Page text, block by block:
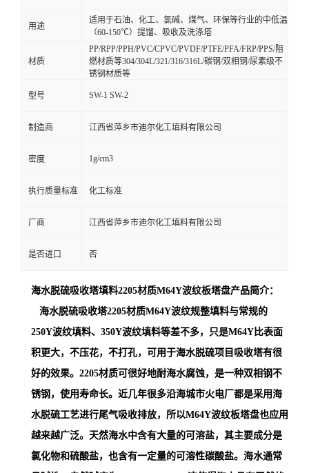
用途
适用于石油、化工、氯碱、煤气、环保等行业的中低温
（60-150℃）提馏、吸收及洗涤塔
材质
PP/RPP/PPH/PVC/CPVC/PVDF/PTFE/PFA/FRP/PPS/阻
燃材质等304/304L/321/316/316L/碳钢/双相钢/尿素级不
锈钢材质等
型号 SW-1 SW-2
制造商 江西省萍乡市迪尔化工填料有限公司
密度 1g/cm3
执行质量标准 化工标准
厂商 江西省萍乡市迪尔化工填料有限公司
是否进口 否
海水脱硫吸收塔填料2205材质M64Y波纹板塔盘产品简介：
海水脱硫吸收塔2205材质M64Y波纹规整填料与常规的
250Y波纹填料、350Y波纹填料等差不多，只是M64Y比表面
积更大，不压花，不打孔，可用于海水脱硫项目吸收塔有很
好的效果。2205材质可很好地耐海水腐蚀，是一种双相钢不
锈钢，使用寿命长。近几年很多沿海城市火电厂都是采用海
水脱硫工艺进行尾气吸收排放，所以M64Y波纹板塔盘也应用
越来越广泛。 天然海水中含有大量的可溶盐，其主要成分是
氯化物和硫酸盐，也含有一定量的可溶性碳酸盐。海水通常